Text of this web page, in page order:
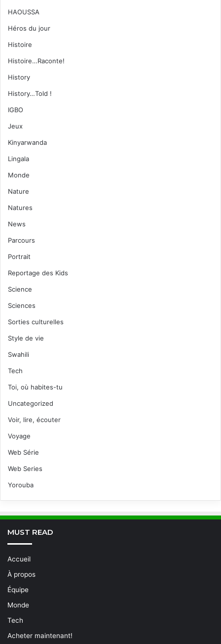
HAOUSSA
Héros du jour
Histoire
Histoire…Raconte!
History
History…Told !
IGBO
Jeux
Kinyarwanda
Lingala
Monde
Nature
Natures
News
Parcours
Portrait
Reportage des Kids
Science
Sciences
Sorties culturelles
Style de vie
Swahili
Tech
Toi, où habites-tu
Uncategorized
Voir, lire, écouter
Voyage
Web Série
Web Series
Yorouba
MUST READ
Accueil
À propos
Équipe
Monde
Tech
Acheter maintenant!